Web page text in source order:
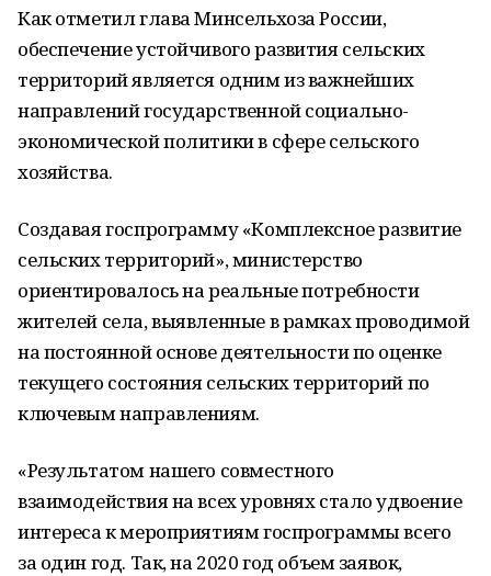
Как отметил глава Минсельхоза России,
обеспечение устойчивого развития сельских
территорий является одним из важнейших
направлений государственной социально-
экономической политики в сфере сельского
хозяйства.
Создавая госпрограмму «Комплексное развитие
сельских территорий», министерство
ориентировалось на реальные потребности
жителей села, выявленные в рамках проводимой
на постоянной основе деятельности по оценке
текущего состояния сельских территорий по
ключевым направлениям.
«Результатом нашего совместного
взаимодействия на всех уровнях стало удвоение
интереса к мероприятиям госпрограммы всего
за один год. Так, на 2020 год объем заявок,